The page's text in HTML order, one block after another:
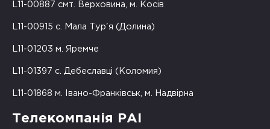
L11-00887 смт. Верховина, м. Косів
L11-00915 с. Мала Тур'я (Долина)
L11-01203 м. Яремче
L11-01397 с. Дебеславці (Коломия)
L11-01868 м. Івано-Франківськ, м. Надвірна
Телекомпанія РАІ